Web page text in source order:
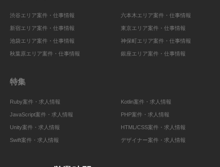
渋谷エリア案件・仕事情報
新宿エリア案件・仕事情報
池袋エリア案件・仕事情報
秋葉原エリア案件・仕事情報
六本木エリア案件・仕事情報
東京エリア案件・仕事情報
神保町エリア案件・仕事情報
銀座エリア案件・仕事情報
特集
Ruby案件・求人情報
JavaScript案件・求人情報
Unity案件・求人情報
Swift案件・求人情報
Kotlin案件・求人情報
PHP案件・求人情報
HTML/CSS案件・求人情報
デザイナー案件・求人情報